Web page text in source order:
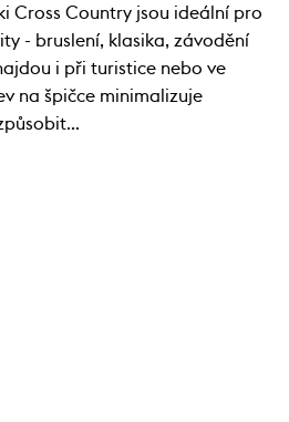
Cross Country jsou ideální pro
- bruslení, klasika, závodění
i při turistice nebo ve
na špičce minimalizuje